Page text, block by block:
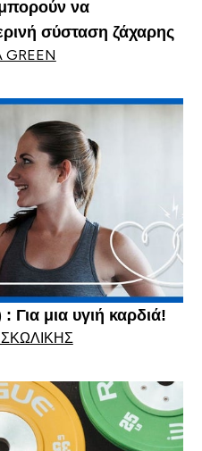
να
σύσταση ζάχαρης
Για μια υγιή καρδιά!